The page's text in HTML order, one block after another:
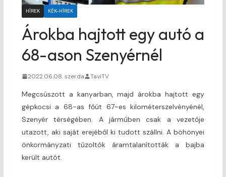
HÍREK KÉK-HÍREK
Árokba hajtott egy autó a
68-ason Szenyérnél
2022.06.08. szerda TaviTV
Megcsúszott a kanyarban, majd árokba hajtott egy
gépkocsi a 68-as főút 67-es kilométerszelvényénél,
Szenyér térségében. A járműben csak a vezetője
utazott, aki saját erejéből ki tudott szállni. A böhönyei
önkormányzati tűzoltók áramtalanították a bajba
került autót.